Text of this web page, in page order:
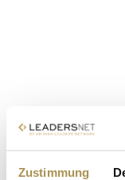
Zustimmung